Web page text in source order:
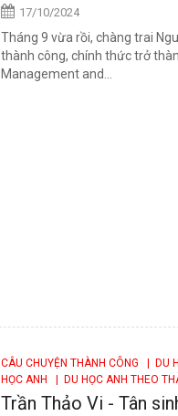
17/10/2024
Tháng 9 vừa rồi, chàng trai
thành công, chính thức trở
Management and...
CÂU CHUYỆN THÀNH CÔNG | DU
HỌC ANH
| DU HỌC ANH THEO
Trần Thảo Vi - Tân